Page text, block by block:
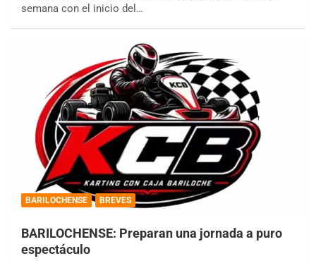
semana con el inicio del…
BARILOCHENSE BREVES
BARILOCHENSE: Preparan una jornada a puro
espectáculo